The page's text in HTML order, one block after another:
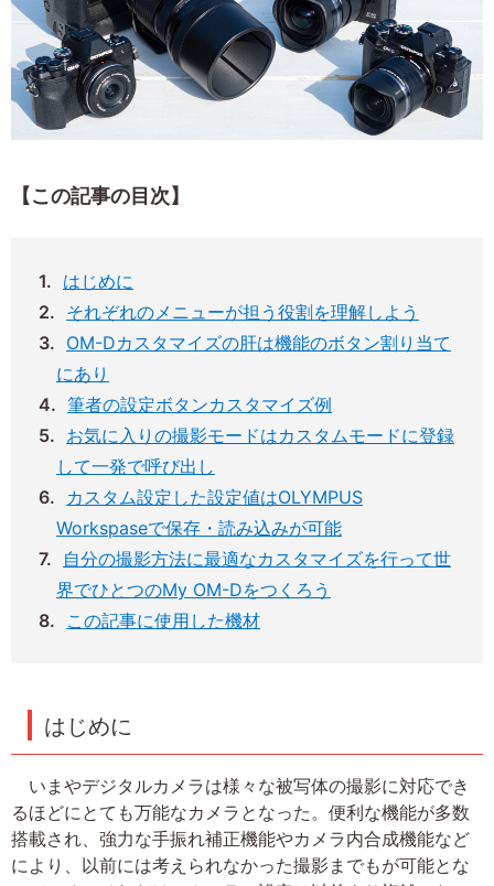
【この記事の目次】
はじめに
それぞれのメニューが担う役割を理解しよう
OM-Dカスタマイズの肝は機能のボタン割り当て
にあり
筆者の設定ボタンカスタマイズ例
お気に入りの撮影モードはカスタムモードに登録
して一発で呼び出し
カスタム設定した設定値はOLYMPUS
Workspaseで保存・読み込みが可能
自分の撮影方法に最適なカスタマイズを行って世
界でひとつのMy OM-Dをつくろう
この記事に使用した機材
はじめに
いまやデジタルカメラは様々な被写体の撮影に対応でき
るほどにとても万能なカメラとなった。便利な機能が多数
搭載され、強力な手振れ補正機能やカメラ内合成機能など
により、以前には考えられなかった撮影までもが可能とな